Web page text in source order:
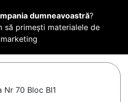
dumneavoastră?
să primești materialele de
marketing
Nr 70 Bloc BI1